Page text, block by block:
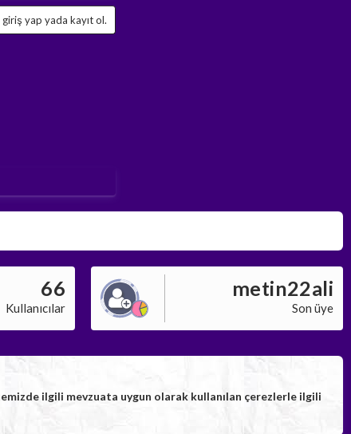
yap yada kayıt ol.
66
Kullanıcılar
metin22ali
Son üye
ilgili mevzuata uygun olarak kullanılan çerezlerle ilgili